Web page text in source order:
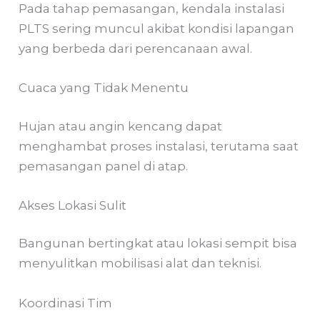
Pada tahap pemasangan, kendala instalasi
PLTS sering muncul akibat kondisi lapangan
yang berbeda dari perencanaan awal.
Cuaca yang Tidak Menentu
Hujan atau angin kencang dapat
menghambat proses instalasi, terutama saat
pemasangan panel di atap.
Akses Lokasi Sulit
Bangunan bertingkat atau lokasi sempit bisa
menyulitkan mobilisasi alat dan teknisi.
Koordinasi Tim